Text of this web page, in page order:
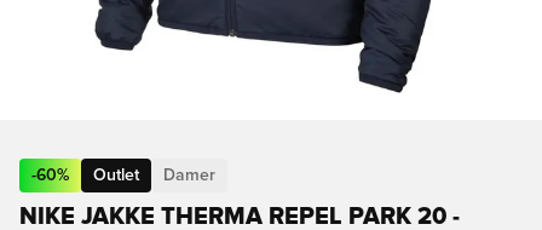
-60% Outlet Damer
NIKE JAKKE THERMA REPEL PARK 20 -